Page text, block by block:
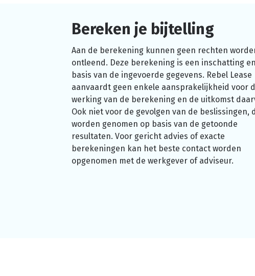
Bereken je bijtelling
Aan de berekening kunnen geen rechten
ontleend. Deze berekening is een inschatting
basis van de ingevoerde gegevens. Rebel Lease
aanvaardt geen enkele aansprakelijkheid voor
werking van de berekening en de uitkomst
Ook niet voor de gevolgen van de beslissingen,
worden genomen op basis van de getoonde
resultaten. Voor gericht advies of exacte
berekeningen kan het beste contact worden
opgenomen met de werkgever of adviseur.